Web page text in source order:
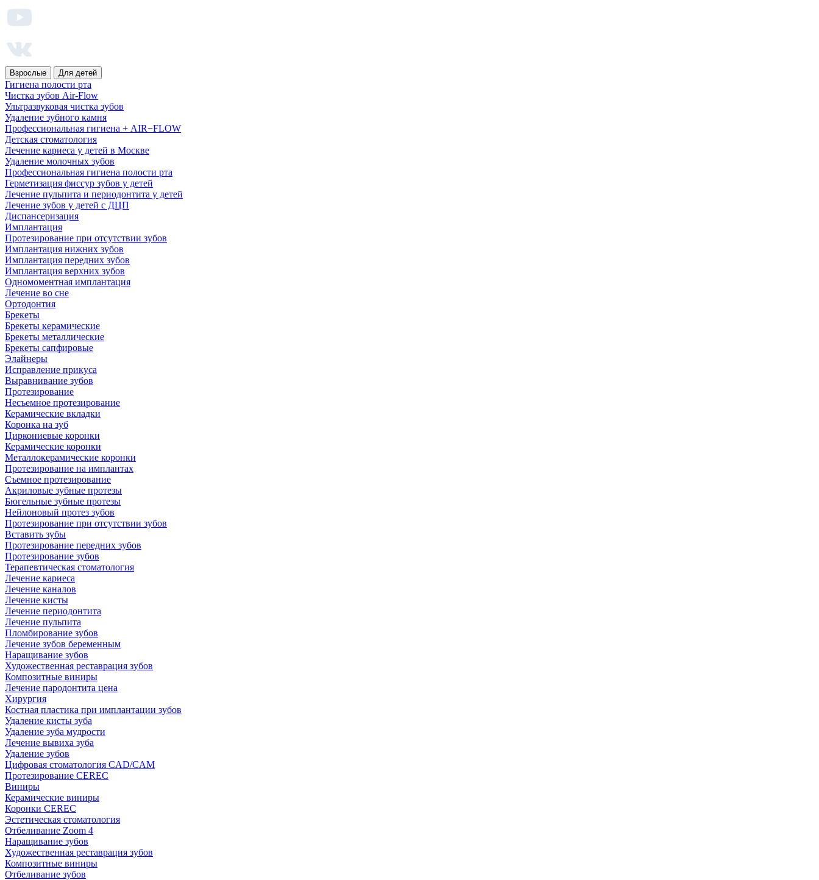
Взрослые Для детей
Гигиена полости рта
Чистка зубов Air-Flow
Ультразвуковая чистка зубов
Удаление зубного камня
Профессиональная гигиена + AIR−FLOW
Детская стоматология
Лечение кариеса у детей в Москве
Удаление молочных зубов
Профессиональная гигиена полости рта
Герметизация фиссур зубов у детей
Лечение пульпита и периодонтита у детей
Лечение зубов у детей с ДЦП
Диспансеризация
Имплантация
Протезирование при отсутствии зубов
Имплантация нижних зубов
Имплантация передних зубов
Имплантация верхних зубов
Одномоментная имплантация
Лечение во сне
Ортодонтия
Брекеты
Брекеты керамические
Брекеты металлические
Брекеты сапфировые
Элайнеры
Исправление прикуса
Выравнивание зубов
Протезирование
Несъемное протезирование
Керамические вкладки
Коронка на зуб
Циркониевые коронки
Керамические коронки
Металлокерамические коронки
Протезирование на имплантах
Съемное протезирование
Акриловые зубные протезы
Бюгельные зубные протезы
Нейлоновый протез зубов
Протезирование при отсутствии зубов
Вставить зубы
Протезирование передних зубов
Протезирование зубов
Терапевтическая стоматология
Лечение кариеса
Лечение каналов
Лечение кисты
Лечение периодонтита
Лечение пульпита
Пломбирование зубов
Лечение зубов беременным
Наращивание зубов
Художественная реставрация зубов
Композитные виниры
Лечение пародонтита цена
Хирургия
Костная пластика при имплантации зубов
Удаление кисты зуба
Удаление зуба мудрости
Лечение вывиха зуба
Удаление зубов
Цифровая стоматология CAD/CAM
Протезирование CEREC
Виниры
Керамические виниры
Коронки CEREC
Эстетическая стоматология
Отбеливание Zoom 4
Наращивание зубов
Художественная реставрация зубов
Композитные виниры
Отбеливание зубов